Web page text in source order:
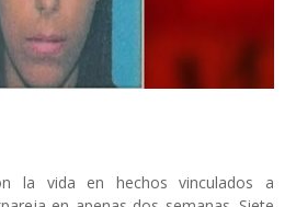
la vida en hechos vinculados a